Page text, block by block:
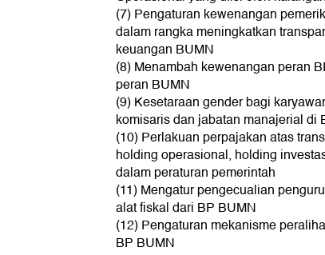
(7) Pengaturan kewenangan
dalam rangka meningkatkan
keuangan BUMN
(8) Menambah kewenangan peran
peran BUMN
(9) Kesetaraan gender bagi
komisaris dan jabatan manajerial di
(10) Perlakuan perpajakan atas
holding operasional, holding
dalam peraturan pemerintah
(11) Mengatur pengecualian
alat fiskal dari BP BUMN
(12) Pengaturan mekanisme
BP BUMN